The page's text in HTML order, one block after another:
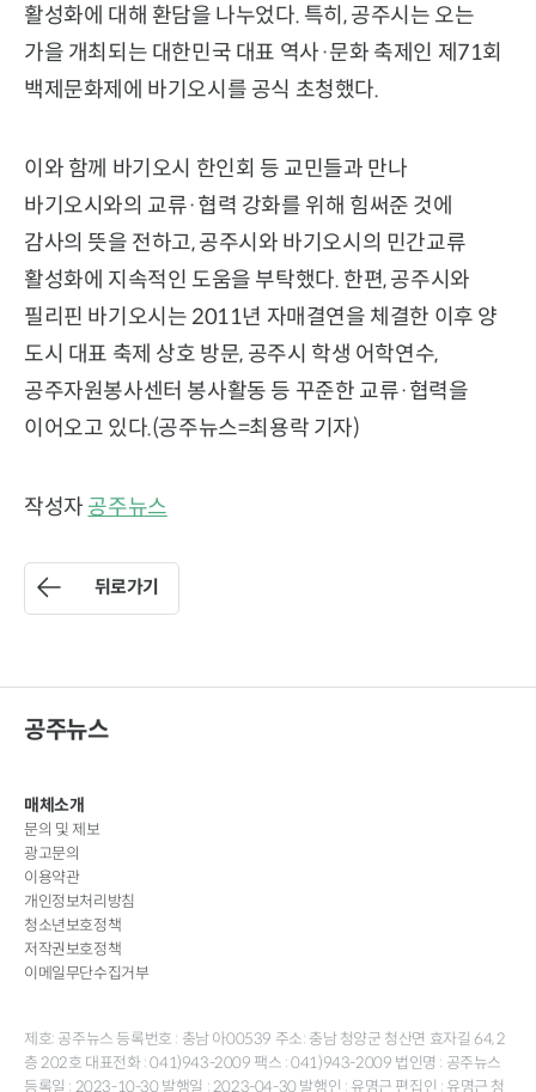
활성화에 대해 환담을 나누었다. 특히, 공주시는 오는
가을 개최되는 대한민국 대표 역사·문화 축제인 제71회
백제문화제에 바기오시를 공식 초청했다.
이와 함께 바기오시 한인회 등 교민들과 만나
바기오시와의 교류·협력 강화를 위해 힘써준 것에
감사의 뜻을 전하고, 공주시와 바기오시의 민간교류
활성화에 지속적인 도움을 부탁했다. 한편, 공주시와
필리핀 바기오시는 2011년 자매결연을 체결한 이후 양
도시 대표 축제 상호 방문, 공주시 학생 어학연수,
공주자원봉사센터 봉사활동 등 꾸준한 교류·협력을
이어오고 있다.(공주뉴스=최용락 기자)
작성자 공주뉴스
뒤로가기
공주뉴스
매체소개
문의 및 제보
광고문의
이용약관
개인정보처리방침
청소년보호정책
저작권보호정책
이메일무단수집거부
제호: 공주뉴스 등록번호 : 충남 아00539 주소: 충남 청양군 청산면 효자길 64, 2
층 202호 대표전화 : 041)943-2009 팩스 : 041)943-2009 법인명 : 공주뉴스
등록일 : 2023-10-30 발행일 : 2023-04-30 발행인 : 유명근 편집인 : 유명근 청